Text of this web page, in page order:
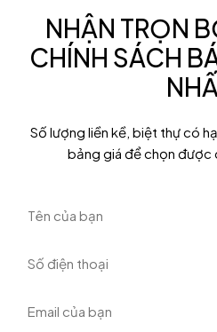
NHẬN TRỌN
CHÍNH SÁCH
Số lượng liền kề, biệt thự có
bảng giá để chọn được